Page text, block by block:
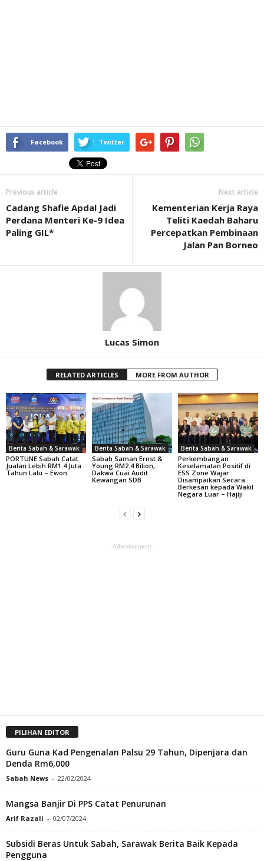
Facebook Twitter
Previous article
Cadang Shafie Apdal Jadi
Perdana Menteri Ke-9 Idea
Paling GIL*
Next article
Kementerian Kerja Raya
Teliti Kaedah Baharu
Percepatkan Pembinaan
Jalan Pan Borneo
Lucas Simon
RELATED ARTICLES MORE FROM AUTHOR
Berita Sabah & Sarawak
PORTUNE Sabah Catat
Jualan Lebih RM1.4 Juta
Tahun Lalu – Ewon
Berita Sabah & Sarawak
Sabah Saman Ernst &
Young RM2.4 Bilion,
Dakwa Cuai Audit
Kewangan SDB
Berita Sabah & Sarawak
Perkembangan
Keselamatan Positif di
ESS Zone Wajar
Disampaikan Secara
Berkesan kepada Wakil
Negara Luar – Hajiji
- Advertisement -
PILIHAN EDITOR
Guru Guna Kad Pengenalan Palsu 29 Tahun, Dipenjara dan
Denda Rm6,000
Sabah News - 22/02/2024
Mangsa Banjir Di PPS Catat Penurunan
Arif Razali - 02/07/2024
Subsidi Beras Untuk Sabah, Sarawak Berita Baik Kepada
Pengguna